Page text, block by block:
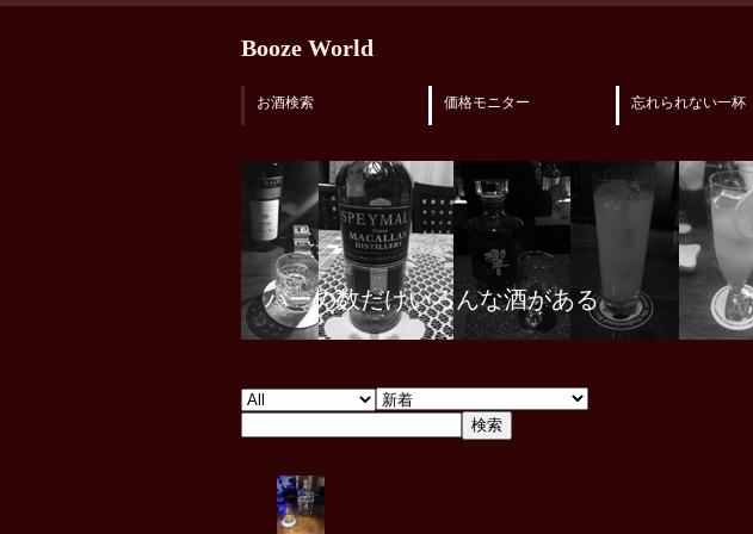
Booze World
お酒検索 価格モニター 忘れられない一杯
バーの数だけいろんな酒がある